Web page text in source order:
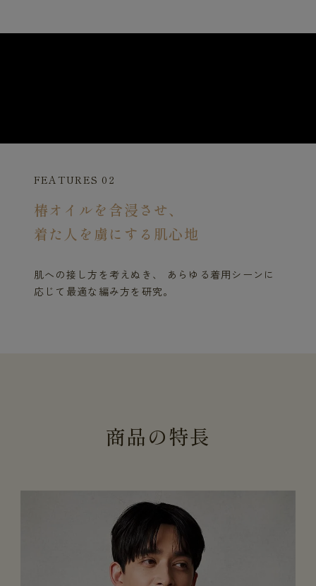
FEATURES 02
椿オイルを含浸させ、
着た人を虜にする肌心地
肌への接し方を考えぬき、 あらゆる着用シーンに
応じて最適な編み方を研究。
商品の特長